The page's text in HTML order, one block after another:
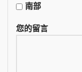
南部
您的留言